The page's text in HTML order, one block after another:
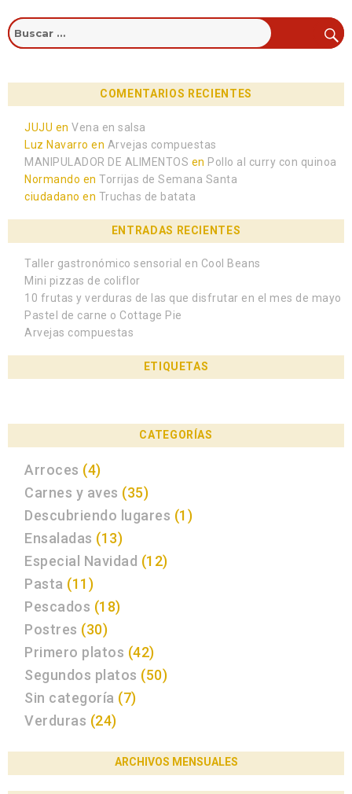
COMENTARIOS RECIENTES
JUJU enVena en salsa
Luz Navarro en Arvejas compuestas
MANIPULADOR DE ALIMENTOS en Pollo al curry con quinoa
Normando enTorrijas de Semana Santa
ciudadano en Truchas de batata
ENTRADAS RECIENTES
Taller gastronómico sensorial en Cool Beans
Mini pizzas de coliflor
10 frutas y verduras de las que disfrutar en el mes de mayo
Pastel de carne o Cottage Pie
Arvejas compuestas
ETIQUETAS
CATEGORÍAS
Arroces (4)
Carnes y aves (35)
Descubriendo lugares (1)
Ensaladas (13)
Especial Navidad (12)
Pasta (11)
Pescados (18)
Postres (30)
Primero platos (42)
Segundos platos (50)
Sin categoría (7)
Verduras (24)
ARCHIVOS MENSUALES